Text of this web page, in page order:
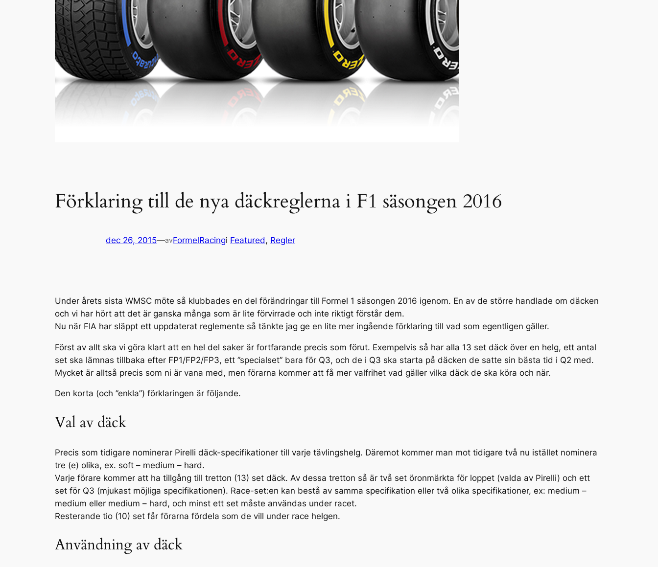
Förklaring till de nya däckreglerna i F1 säsongen 2016
dec 26, 2015—avFormelRacingi Featured, Regler
Under årets sista WMSC möte så klubbades en del förändringar till Formel 1 säsongen 2016 igenom. En av de större handlade om däcken
och vi har hört att det är ganska många som är lite förvirrade och inte riktigt förstår dem.
Nu när FIA har släppt ett uppdaterat reglemente så tänkte jag ge en lite mer ingående förklaring till vad som egentligen gäller.
Först av allt ska vi göra klart att en hel del saker är fortfarande precis som förut. Exempelvis så har alla 13 set däck över en helg, ett antal
set ska lämnas tillbaka efter FP1/FP2/FP3, ett ”specialset” bara för Q3, och de i Q3 ska starta på däcken de satte sin bästa tid i Q2 med.
Mycket är alltså precis som ni är vana med, men förarna kommer att få mer valfrihet vad gäller vilka däck de ska köra och när.
Den korta (och ”enkla”) förklaringen är följande.
Val av däck
Precis som tidigare nominerar Pirelli däck-specifikationer till varje tävlingshelg. Däremot kommer man mot tidigare två nu istället nominera
tre (e) olika, ex. soft – medium – hard.
Varje förare kommer att ha tillgång till tretton (13) set däck. Av dessa tretton så är två set öronmärkta för loppet (valda av Pirelli) och ett
set för Q3 (mjukast möjliga specifikationen). Race-set:en kan bestå av samma specifikation eller två olika specifikationer, ex: medium –
medium eller medium – hard, och minst ett set måste användas under racet.
Resterande tio (10) set får förarna fördela som de vill under race helgen.
Användning av däck